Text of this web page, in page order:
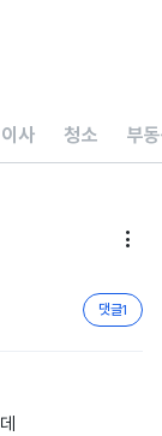
이사 청소 부

댓글1